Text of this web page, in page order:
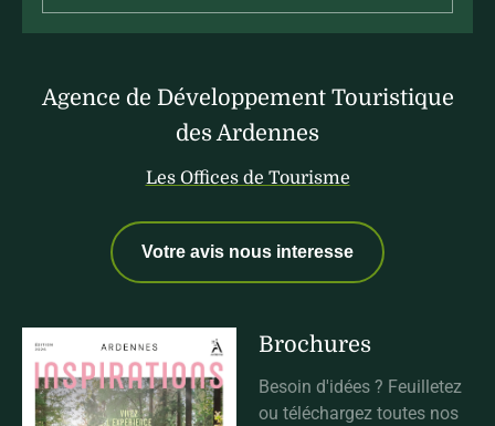
Agence de Développement Touristique
des Ardennes
Les Offices de Tourisme
Votre avis nous interesse
Brochures
Besoin d'idées ? Feuilletez
ou téléchargez toutes nos